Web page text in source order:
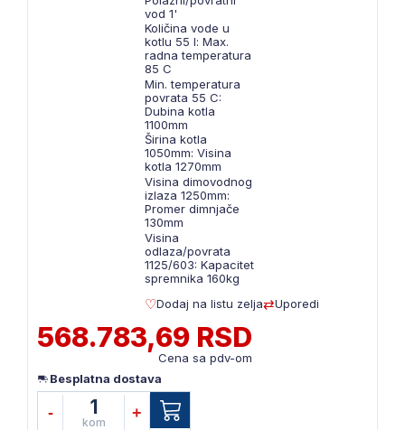
vod 1'
Količina vode u
kotlu 55 l: Max.
radna temperatura
85 C
Min. temperatura
povrata 55 C:
Dubina kotla
1100mm
Širina kotla
1050mm: Visina
kotla 1270mm
Visina dimovodnog
izlaza 1250mm:
Promer dimnjače
130mm
Visina
odlaza/povrata
1125/603: Kapacitet
spremnika 160kg
Dodaj na listu zelja
Uporedi
568.783,69 RSD
Cena sa pdv-om
Besplatna dostava
- 1
kom
+